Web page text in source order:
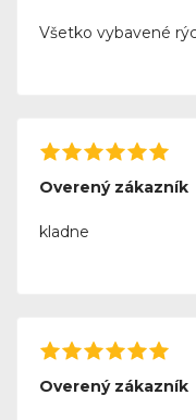
Všetko vybavené
Overený zákazník
kladne
Overený zákazník